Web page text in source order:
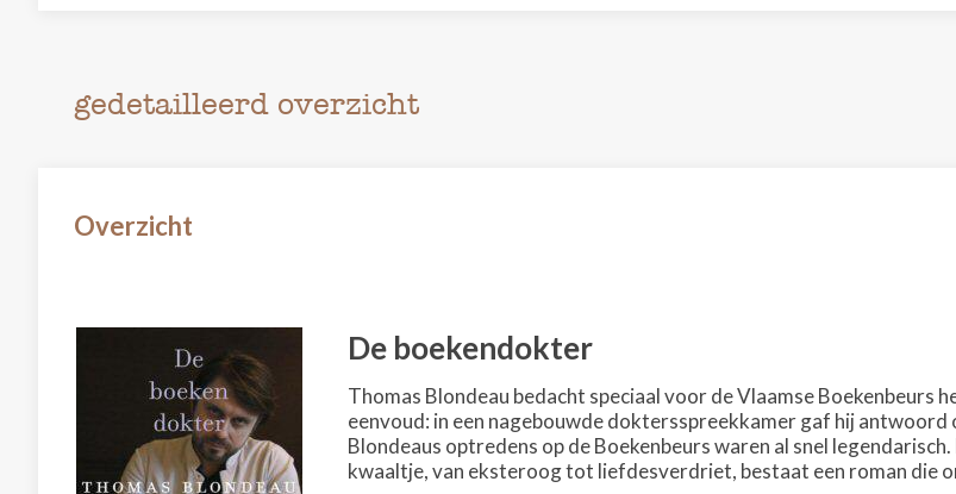
gedetailleerd overzicht
Overzicht
De boekendokter
Thomas Blondeau bedacht speciaal voor de Vlaamse Boekenbeurs
eenvoud: in een nagebouwde doktersspreekkamer gaf hij
Blondeaus optredens op de Boekenbeurs waren al snel
kwaaltje, van eksteroog tot liefdesverdriet, bestaat een roman die